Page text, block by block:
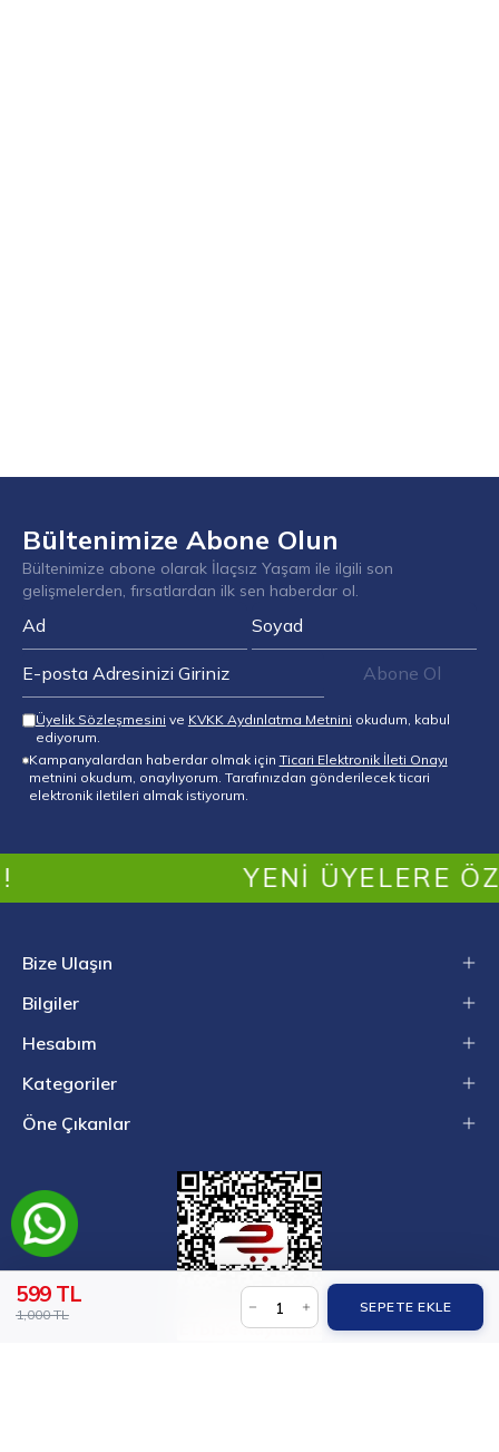
599 TL
1,000 TL SEPETE EKLE
Bültenimize Abone Olun
Bültenimize abone olarak İlaçsız Yaşam ile ilgili son
gelişmelerden, fırsatlardan ilk sen haberdar ol.
Abone Ol
Üyelik Sözleşmesini ve KVKK Aydınlatma Metnini okudum, kabul
ediyorum.
Kampanyalardan haberdar olmak için Ticari Elektronik İleti Onayı
metnini okudum, onaylıyorum. Tarafınızdan gönderilecek ticari
elektronik iletileri almak istiyorum.
YENI ÜYELERE
Bize Ulaşın
Bilgiler
Hesabım
Kategoriler
Öne Çıkanlar